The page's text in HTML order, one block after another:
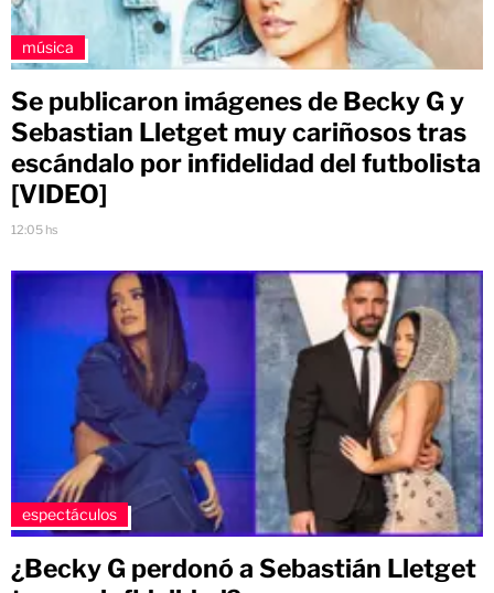
música
Se publicaron imágenes de Becky G y
Sebastian Lletget muy cariñosos tras
escándalo por infidelidad del futbolista
[VIDEO]
12:05 hs
espectáculos
¿Becky G perdonó a Sebastián Lletget